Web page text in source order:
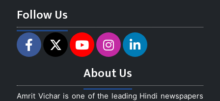
Follow Us
About Us
Amrit Vichar is one of the leading Hindi newspapers